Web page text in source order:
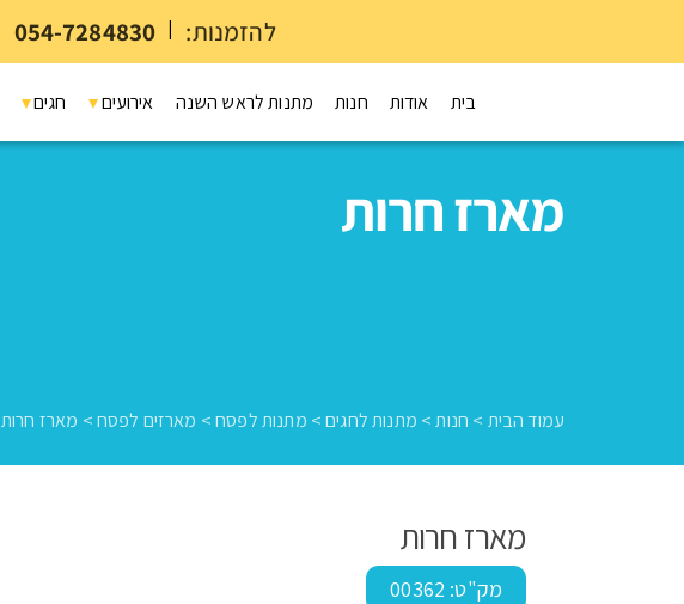
להזמנות: |
054-7284830
בית אודות חנות מתנות לראש השנה אירועים חגים
מארז חרות
עמוד הבית > חנות> מתנות לחגים> מתנות לפסח> מארזים לפסח> מארז חרות
מארז חרות
מק"ט: 00362